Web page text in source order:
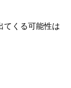
てくる可能性は